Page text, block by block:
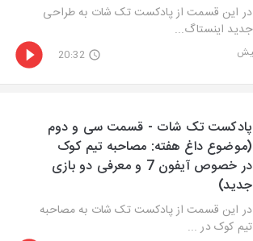
در این قسمت از پادکست تک شات به طراحی
جدید اینستاگ...
20:32
پادکست تک شات - قسمت سی و دوم
(موضوع داغ هفته: مصاحبه تیم کوک
در خصوص آیفون 7 و معرفی دو بازی
جدید)
در این قسمت از پادکست تک شات به مصاحبه
تیم کوک در ...